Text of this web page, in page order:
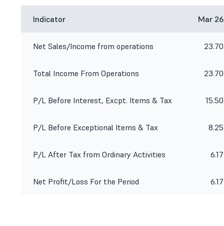
Indicator Mar 26
Net Sales/Income from operations 23.70
Total Income From Operations 23.70
P/L Before Interest, Excpt. Items & Tax 15.50
P/L Before Exceptional Items & Tax 8.25
P/L After Tax from Ordinary Activities 6.17
Net Profit/Loss For the Period 6.17